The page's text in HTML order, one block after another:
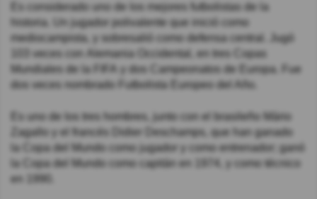
Es considerado uno de los mejores futbolistas de la
historia. Un jugador polivalente que inició como
mediocampista, y sobresalió como defensa central. Jugó
103 veces con Alemania Occidental, en tres Copas
Mundiales de la FIFA y dos Campeonatos de Europa. Fue
dos veces nombrado Futbolista Europeo del Año.
Es uno de los tres hombres, junto con el brasileño Mário
Zagallo y el francés Didier Deschamps, que han ganado
la Copa del Mundo como jugador y como entrenador; ganó
la Copa del Mundo como capitán en 1974, y como técnico
en 1990.